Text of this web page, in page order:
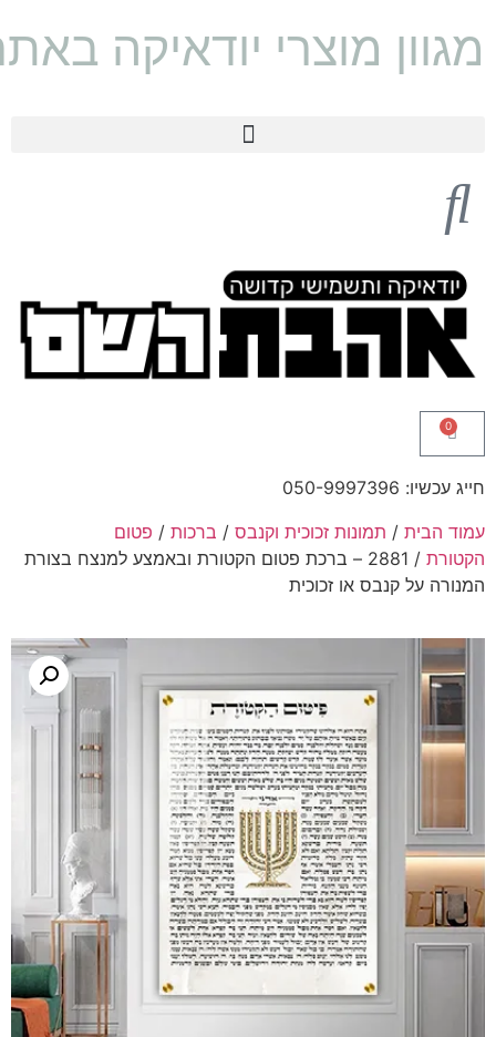
מגוון מוצרי יודאיקה
0
חייג עכשיו: 050-9997396
עמוד הבית / תמונות זכוכית וקנבס / ברכות / פטום
הקטורת
/ 2881 – ברכת פטום הקטורת ובאמצע למנצח בצורת
המנורה על קנבס או זכוכית